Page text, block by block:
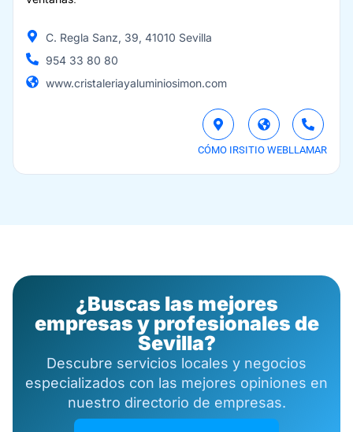
C. Regla Sanz, 39, 41010 Sevilla
954 33 80 80
www.cristaleriayaluminiosimon.com
CÓMO IRSITIO WEBLLAMAR
¿Buscas las mejores
empresas y profesionales de
Sevilla?
Descubre servicios locales y negocios
especializados con las mejores opiniones en
nuestro directorio de empresas.